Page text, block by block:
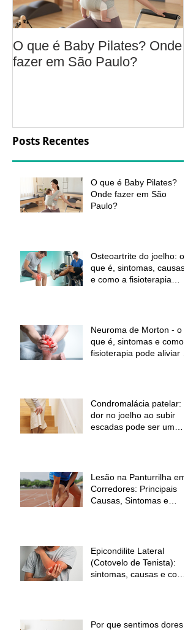
O que é Baby Pilates? Onde
fazer em São Paulo?
Posts Recentes
O que é Baby Pilates?
Onde fazer em São
Paulo?
Osteoartrite do joelho: o
que é, sintomas, causas
e como a fisioterapia
Neuroma de Morton - o
que é, sintomas e como a
fisioterapia pode aliviar a
Condromalácia patelar:
dor no joelho ao subir
escadas pode ser um
Lesão na Panturrilha em
Corredores: Principais
Causas, Sintomas e
Epicondilite Lateral
(Cotovelo de Tenista):
sintomas, causas e como
Por que sentimos dores